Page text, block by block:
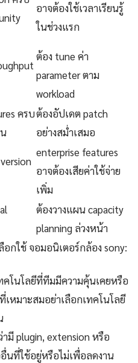
อาจต้องใช้เวลาเรียนรู้
ในช่วงแรก
ต้อง tune ค่า
parameter ตาม
workload
ครบต้องอัปเดต patch
อย่างสม่ำเสมอ
enterprise features
อาจต้องเสียค่าใช้จ่าย
เพิ่ม
ต้องวางแผน capacity
planning ล่วงหน้า
กใช้ จอมอนิเตอร์กล้อง sony:
คโนโลยีที่ทีมมีความคุ้นเคยหรือ
เหมาะสมอย่าเลือกเทคโนโลยี
มี plugin, extension หรือ
นที่ใช้อยู่หรือไม่เพื่อลดงาน